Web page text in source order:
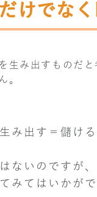
けでな
生み出すものだ
。
み出す＝儲け
ないのですが
みてはいかがで